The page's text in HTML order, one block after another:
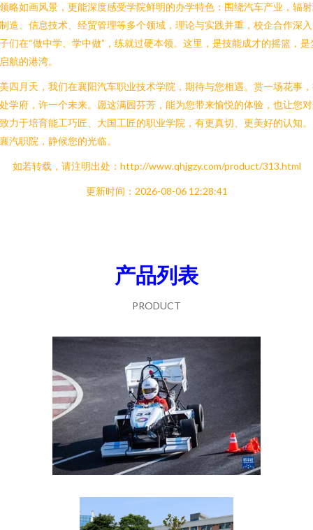
略如画风景，更能深度感受学院鲜明的办学特色：围绕汽车产业，辐
造、信息技术、经贸管理等多个领域，理论与实践并重，校企合作深
们在“做中学、学中做”，练就过硬本领。这里，是技能成才的摇篮，是
航的港湾。
四月天，我们在襄阳汽车职业技术学院，期待与您相遇。赏一场花事
学府，许一个未来。愿这满园芬芳，能为您带来愉悦的体验，也让您
力于培育能工巧匠、大国工匠的职业学院，有更真切、更美好的认知
汽职院，静候您的光临。
如若转载，请注明出处：http://www.qhjgzy.com/product/313.html
更新时间：2026-08-06 12:28:41
产品列表
PRODUCT